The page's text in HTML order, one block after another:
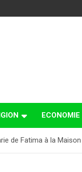
ECONOMIE
de Fatima à la